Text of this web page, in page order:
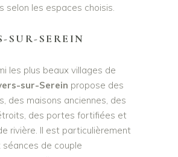
selon les espaces choisis.
SUR-SEREIN
les plus beaux villages de
sur-Serein propose des
des maisons anciennes, des
des portes fortifiées et
rivière. Il est particulièrement
de couple